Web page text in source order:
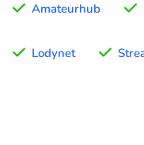
Amateurhub
Lodynet